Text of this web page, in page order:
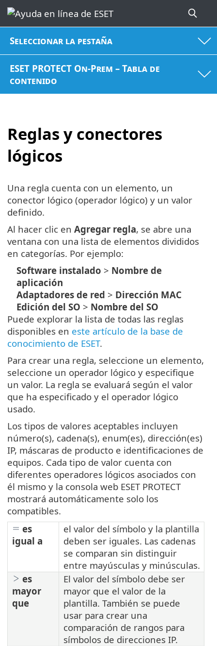
Seleccionar la pestaña
ESET PROTECT On-Prem – Tabla de
contenido
Reglas y conectores
lógicos
Una regla cuenta con un elemento, un
conector lógico (operador lógico) y un valor
definido.
Al hacer clic en Agregar regla, se abre una
ventana con una lista de elementos divididos
en categorías. Por ejemplo:
Software instalado > Nombre de
aplicación
Adaptadores de red > Dirección MAC
Edición del SO > Nombre del SO
Puede explorar la lista de todas las reglas
disponibles en este artículo de la base de
conocimiento de ESET.
Para crear una regla, seleccione un elemento,
seleccione un operador lógico y especifique
un valor. La regla se evaluará según el valor
que ha especificado y el operador lógico
usado.
Los tipos de valores aceptables incluyen
número(s), cadena(s), enum(es), dirección(es)
IP, máscaras de producto e identificaciones de
equipos. Cada tipo de valor cuenta con
diferentes operadores lógicos asociados con
él mismo y la consola web ESET PROTECT
mostrará automáticamente solo los
compatibles.
es
igual a
el valor del símbolo y la plantilla
deben ser iguales. Las cadenas
se comparan sin distinguir
entre mayúsculas y minúsculas.
es
mayor
que
El valor del símbolo debe ser
mayor que el valor de la
plantilla. También se puede
usar para crear una
comparación de rangos para
símbolos de direcciones IP.